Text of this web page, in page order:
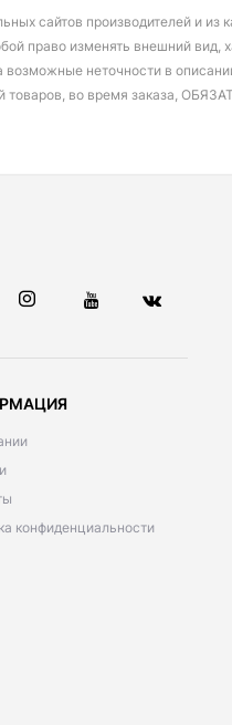
сайтов производителей и
право изменять внешний
неточности в
во время заказа,
конфиденциальности